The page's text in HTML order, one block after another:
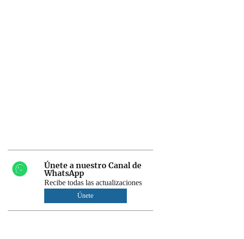
Únete a nuestro Canal de
WhatsApp
Recibe todas las actualizaciones
Únete